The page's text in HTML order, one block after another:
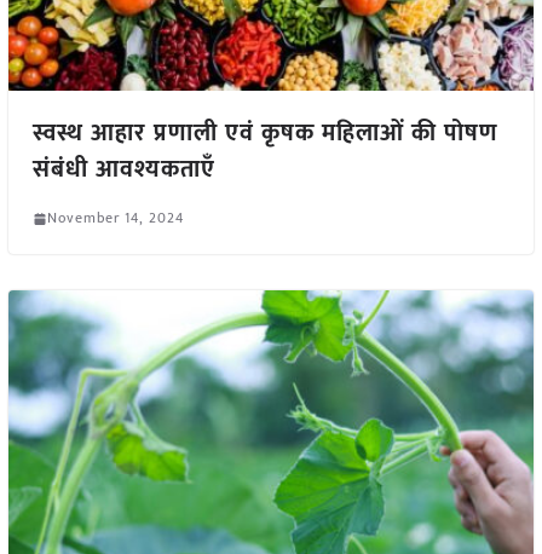
स्वस्थ आहार प्रणाली एवं कृषक महिलाओं की पोषण
संबंधी आवश्यकताएँ
November 14, 2024